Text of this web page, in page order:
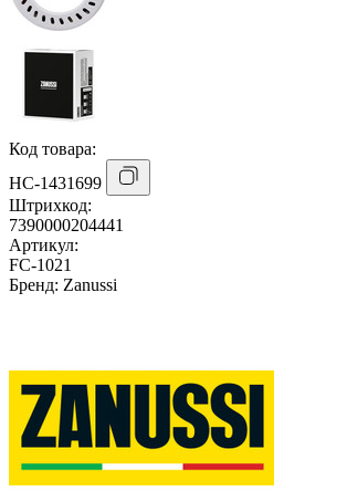
Код товара:
НС-1431699
Штрихкод:
7390000204441
Артикул:
FC-1021
Бренд: Zanussi